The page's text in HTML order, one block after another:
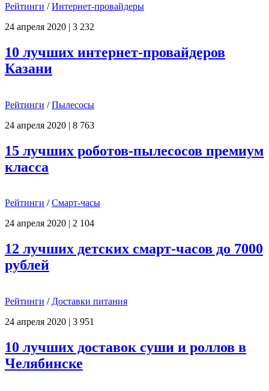
Рейтинги /Интернет-провайдеры
24 апреля 2020 | 3 232
10 лучших интернет-провайдеров
Казани
Рейтинги /Пылесосы
24 апреля 2020 | 8 763
15 лучших роботов-пылесосов премиум
класса
Рейтинги /Смарт-часы
24 апреля 2020 | 2 104
12 лучших детских смарт-часов до 7000
рублей
Рейтинги / Доставки питания
24 апреля 2020 | 3 951
10 лучших доставок суши и роллов в
Челябинске